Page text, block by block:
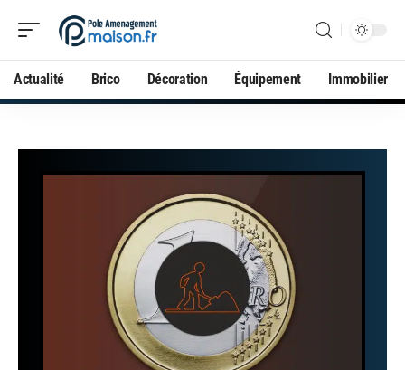
Actualité Brico Décoration Équipement Immobilier